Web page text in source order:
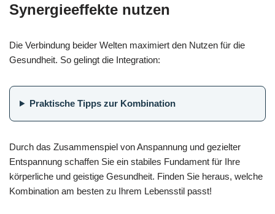
Synergieeffekte nutzen
Die Verbindung beider Welten maximiert den Nutzen für die
Gesundheit. So gelingt die Integration:
Praktische Tipps zur Kombination
Durch das Zusammenspiel von Anspannung und gezielter
Entspannung schaffen Sie ein stabiles Fundament für Ihre
körperliche und geistige Gesundheit. Finden Sie heraus, welche
Kombination am besten zu Ihrem Lebensstil passt!